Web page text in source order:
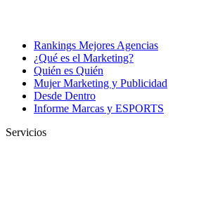
Rankings Mejores Agencias
¿Qué es el Marketing?
Quién es Quién
Mujer Marketing y Publicidad
Desde Dentro
Informe Marcas y ESPORTS
Servicios